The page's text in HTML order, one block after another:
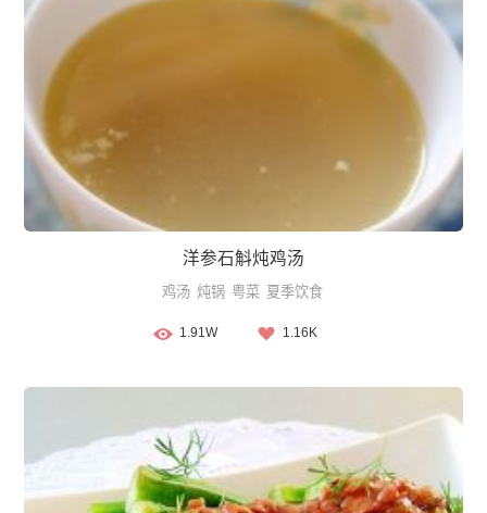
洋参石斛炖鸡汤
鸡汤 炖锅 粤菜 夏季饮食
1.91W 1.16K